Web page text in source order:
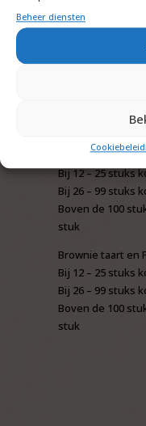
Beheer diensten
Cookiebeleid
mix van 100%
ontstaat een
Appeltaart en
Bij 12 – 25 stuks
Bij 26 – 99 stuks
Boven de 100
stuk
Brownie taart en
Bij 12 – 25 stuks
Bij 26 – 99 stuks
Boven de 100
stuk